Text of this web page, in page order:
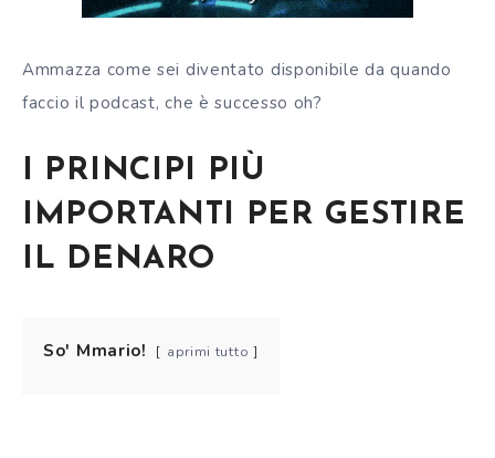
Ammazza come sei diventato disponibile da quando
faccio il podcast, che è successo oh?
I PRINCIPI PI Ù
IMPORTANTI PER GESTIRE
IL DENARO
So' Mmario! aprimi tutto